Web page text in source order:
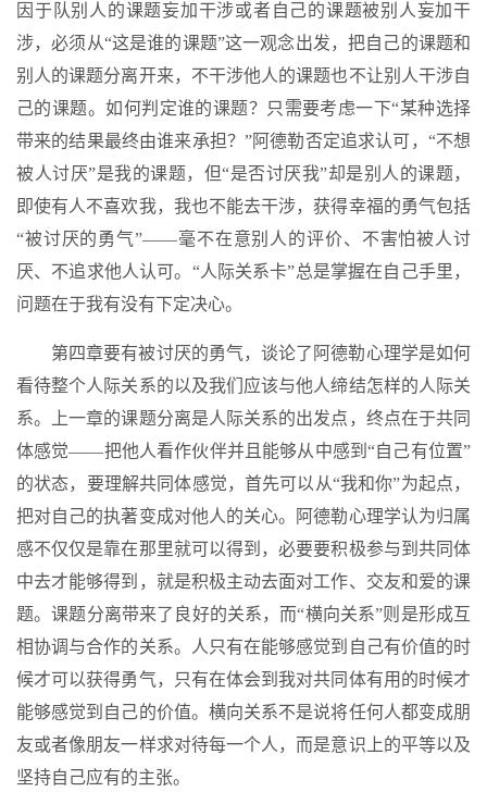
因于队别人的课题妄加干涉或者自己的课题被别人妄加干
涉，必须从“这是谁的课题”这一观念出发，把自己的课题和
别人的课题分离开来，不干涉他人的课题也不让别人干涉自
己的课题。如何判定谁的课题？只需要考虑一下“某种选择
带来的结果最终由谁来承担？”阿德勒否定追求认可，“不想
被人讨厌”是我的课题，但“是否讨厌我”却是别人的课题，
即使有人不喜欢我，我也不能去干涉，获得幸福的勇气包括
“被讨厌的勇气”——毫不在意别人的评价、不害怕被人讨
厌、不追求他人认可。“人际关系卡”总是掌握在自己手里，
问题在于我有没有下定决心。
第四章要有被讨厌的勇气，谈论了阿德勒心理学是如何
看待整个人际关系的以及我们应该与他人缔结怎样的人际关
系。上一章的课题分离是人际关系的出发点，终点在于共同
体感觉——把他人看作伙伴并且能够从中感到“自己有位置”
的状态，要理解共同体感觉，首先可以从“我和你”为起点，
把对自己的执著变成对他人的关心。阿德勒心理学认为归属
感不仅仅是靠在那里就可以得到，必要要积极参与到共同体
中去才能够得到，就是积极主动去面对工作、交友和爱的课
题。课题分离带来了良好的关系，而“横向关系”则是形成互
相协调与合作的关系。人只有在能够感觉到自己有价值的时
候才可以获得勇气，只有在体会到我对共同体有用的时候才
能够感觉到自己的价值。横向关系不是说将任何人都变成朋
友或者像朋友一样求对待每一个人，而是意识上的平等以及
坚持自己应有的主张。